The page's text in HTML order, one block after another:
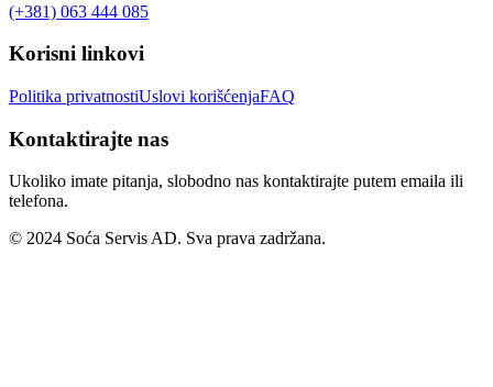
(+381) 063 444 085
Korisni linkovi
Politika privatnostiUslovi korišćenjaFAQ
Kontaktirajte nas
Ukoliko imate pitanja, slobodno nas kontaktirajte putem emaila ili
telefona.
© 2024 Soća Servis AD. Sva prava zadržana.